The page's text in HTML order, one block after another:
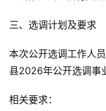
三、选调计划及要求
本次公开选调工作人
县2026年公开选调事
相关要求：